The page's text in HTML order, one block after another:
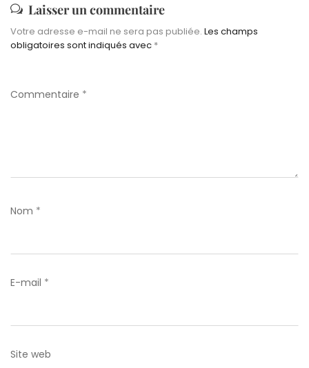
Laisser un commentaire
Votre adresse e-mail ne sera pas publiée. Les champs
obligatoires sont indiqués avec *
Commentaire *
Nom *
E-mail *
Site web